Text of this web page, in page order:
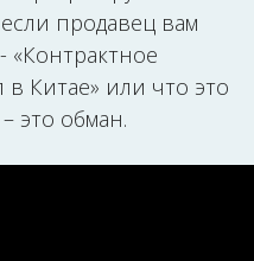
продавец вам
«Контрактное
в Китае» или что это
это обман.